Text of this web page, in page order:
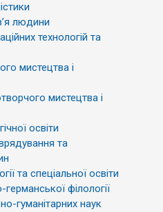
людини
технологій та
мистецтва і
мистецтва і
освіти
та
та спеціальної освіти
філології
гуманітарних наук